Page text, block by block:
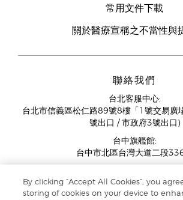
常用文件下載
關於醫療宣稱之不當性與
聯絡我們
台北客服中心:
台北市信義區松仁路89號8樓「1號交易廣
號出口 / 市政府3號出口)
台中旗艦館:
台中市北區台灣大道二段
11:00AM - 07:00PM
(例假日與國定假日除外)
By clicking “Accept All Cookies”, you
storing of cookies on your device to